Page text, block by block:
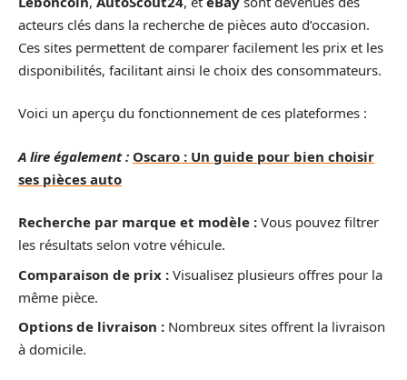
acteurs clés dans la recherche de pièces auto d’occasion.
Ces sites permettent de comparer facilement les prix et les
disponibilités, facilitant ainsi le choix des consommateurs.
Voici un aperçu du fonctionnement de ces plateformes :
A lire également : Oscaro : Un guide pour bien choisir
ses pièces auto
Recherche par marque et modèle : Vous pouvez filtrer
les résultats selon votre véhicule.
Comparaison de prix : Visualisez plusieurs offres pour la
même pièce.
Options de livraison : Nombreux sites offrent la livraison
à domicile.